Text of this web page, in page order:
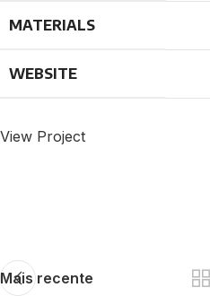
MATERIALS
WEBSITE
View Project
Mais recente